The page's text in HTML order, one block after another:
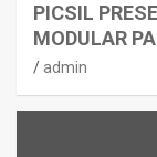
PICSIL
MODULAR
admin